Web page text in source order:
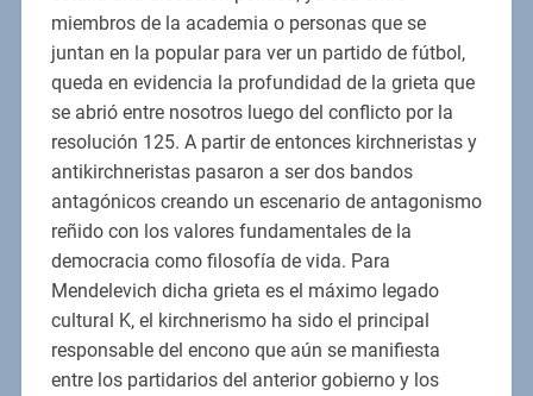
miembros de la academia o personas que se
juntan en la popular para ver un partido de fútbol,
queda en evidencia la profundidad de la grieta que
se abrió entre nosotros luego del conflicto por la
resolución 125. A partir de entonces kirchneristas y
antikirchneristas pasaron a ser dos bandos
antagónicos creando un escenario de antagonismo
reñido con los valores fundamentales de la
democracia como filosofía de vida. Para
Mendelevich dicha grieta es el máximo legado
cultural K, el kirchnerismo ha sido el principal
responsable del encono que aún se manifiesta
entre los partidarios del anterior gobierno y los